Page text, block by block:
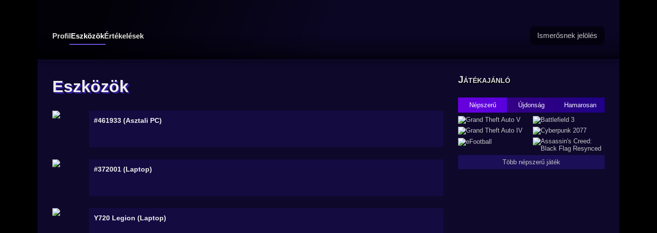
ProfilEszközökÉrtékelések Ismerősnek jelölés
Eszközök
#461933 (Asztali PC)
#372001 (Laptop)
Y720 Legion (Laptop)
Játékajánló
Népszerű Újdonság Hamarosan
Több népszerű játék